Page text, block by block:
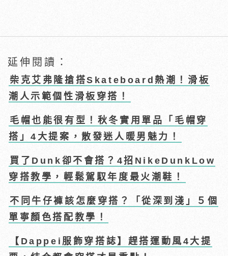
延伸閱讀：
柴克艾弗隆搶搭Skateboard熱潮！滑板
潮人示範個性滑板穿搭！
毛帽也能很有型！秋冬實用單品「毛帽穿
搭」4大提案，散發迷人暖男魅力！
買了Dunk卻不會搭？4招NikeDunkLow
穿搭教學，輕鬆駕馭年度最火潮鞋！
不同牛仔褲該怎麼穿搭？「從深到淺」５個
單寧顏色搭配教學！
【Dappei服飾穿搭誌】趕搭運動風4大提